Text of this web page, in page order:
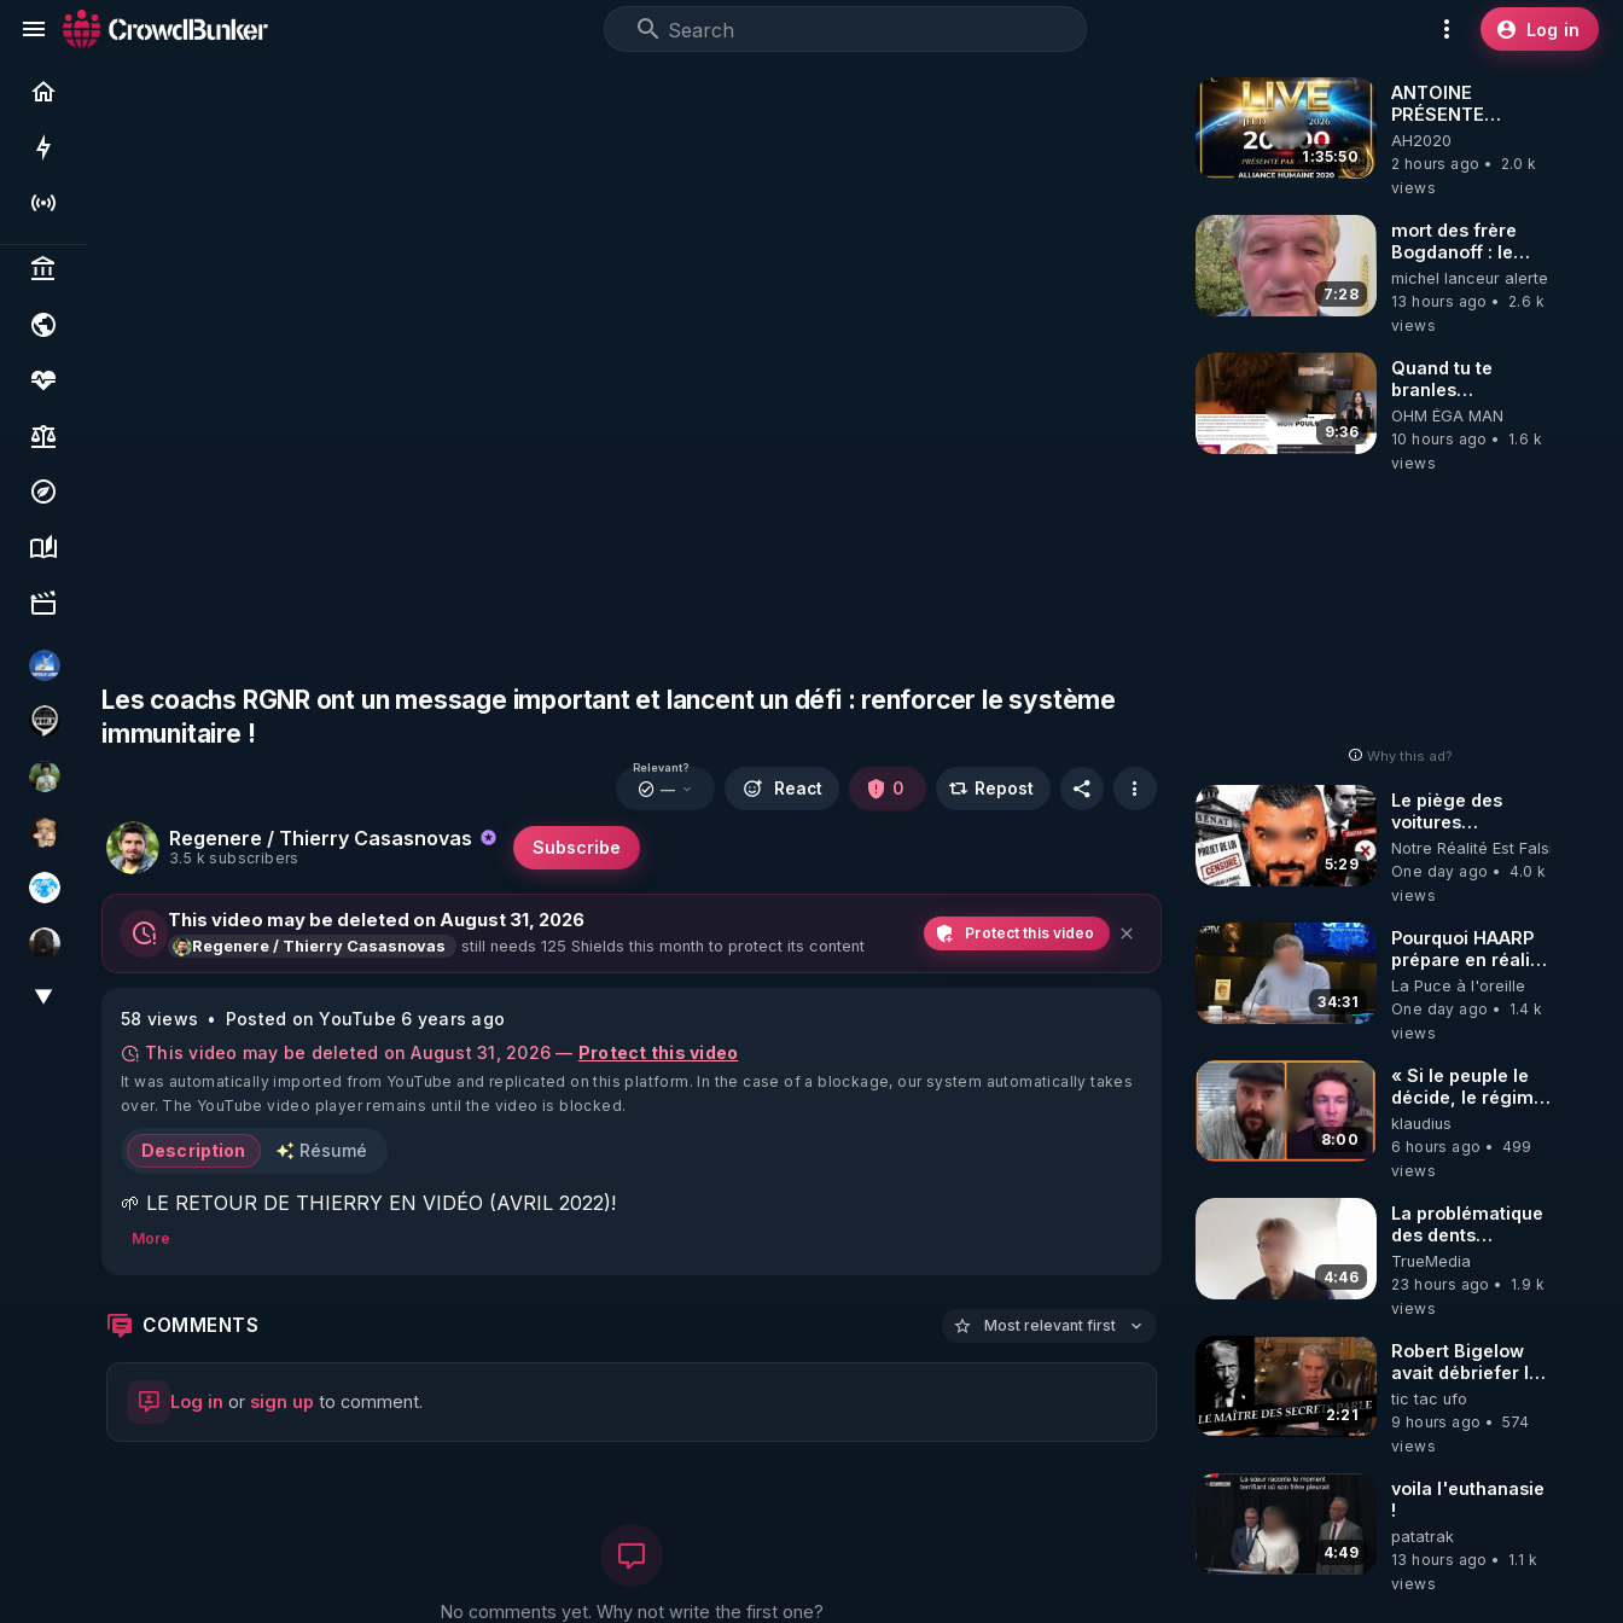
Log in
Live
Politics & institutions
Society, justice & freedoms
Economy, environment & technology
Science, history & spirituality
Culture, media & entertainment
PAROLE LIBRE
Notre Réalité Est Falsifiée Et Fausse
Sonmi-877
DataCenter
A.D.N.M
TrueMedia
▼
Les coachs RGNR ont un message important et lancent un défi : renforcer le système
immunitaire !
Regenere / Thierry Casasnovas
3.5 k subscribers
Subscribe
Relevant?
— React 0 Repost
This video may be deleted on August 31, 2026
Regenere / Thierry Casasnovas still needs 125 Shields this month to protect its content
Protect this video
58 views
Posted on YouTube 6 years ago
This video may be deleted on August 31, 2026 — Protect this video
It was automatically imported from YouTube and replicated on this platform. In the case of a blockage, our system automatically takes
over. The YouTube video player remains until the video is blocked.
Description Résumé
🌱 LE RETOUR DE THIERRY EN VIDÉO (AVRIL 2022)!
🌱 LE MAGAZINE RÉGÉNÈRE
http://rgnr.li/ymag
More
COMMENTS Most relevant first
Log in or sign up to comment.
No comments yet. Why not write the first one?
1:35:50
ANTOINE
PRÉSENTE
AH2020 LE LIVE
20H ***DU
06/08/2026***
AH2020
2 hours ago
2.0 k
views
7:28
mort des frère
Bogdanoff : le
mensonge d état
michel lanceur alerte
13 hours ago
2.6 k
views
9:36
Quand tu te
branles
bonhomme tu
émets des ondes
ils ont juste omis
OHM ÉGA MAN
10 hours ago
1.6 k
views
Why this ad?
5:29
Le piège des
voitures
électriques se
referme sur les
usagers !
Notre Réalité Est Falsifiée Et
One day ago
4.0 k
views
34:31
Pourquoi HAARP
prépare en réalité
un CHAOS
climatique, on
répond
La Puce à l'oreille
One day ago
1.4 k
views
8:00
« Si le peuple le
décide, le régime
peut tomber
demain ! »
klaudius
6 hours ago
499
views
4:46
La problématique
des dents
dévitalisées et
des implants
TrueMedia
23 hours ago
1.9 k
views
2:21
Robert Bigelow
avait débriefer le
pédophile
génocidaire de
donald j trump
tic tac ufo
9 hours ago
574
views
4:49
voila l'euthanasie
!
patatrak
13 hours ago
1.1 k
views